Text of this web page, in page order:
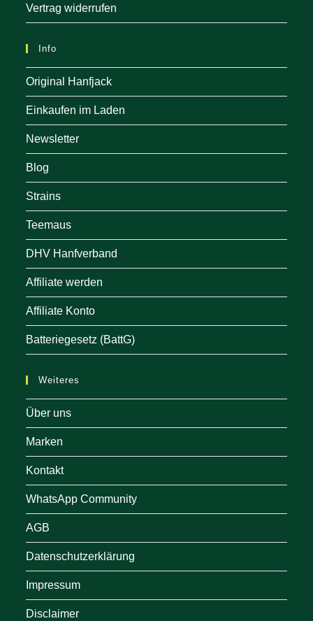
Vertrag widerrufen
Info
Original Hanfjack
Einkaufen im Laden
Newsletter
Blog
Strains
Teemaus
DHV Hanfverband
Affiliate werden
Affiliate Konto
Batteriegesetz (BattG)
Weiteres
Über uns
Marken
Kontakt
WhatsApp Community
AGB
Datenschutzerklärung
Impressum
Disclaimer